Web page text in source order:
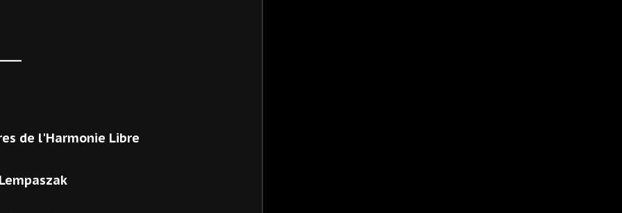
de l'Harmonie Libre